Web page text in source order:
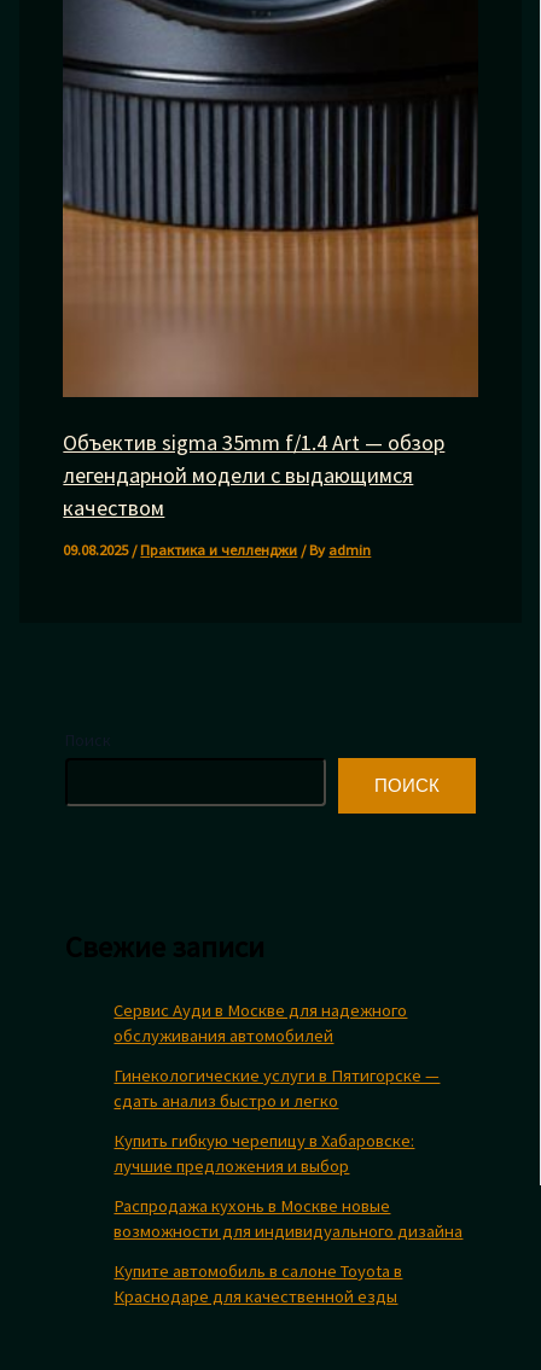
Объектив sigma 35mm f/1.4 Art — обзор
легендарной модели с выдающимся
качеством
09.08.2025/Практика и челленджи / Byadmin
ПОИСК
Сервис Ауди в Москве для надежного
обслуживания автомобилей
Гинекологические услуги в Пятигорске —
сдать анализ быстро и легко
Купить гибкую черепицу в Хабаровске:
лучшие предложения и выбор
Распродажа кухонь в Москве новые
возможности для индивидуального дизайна
Купите автомобиль в салоне Toyota в
Краснодаре для качественной езды